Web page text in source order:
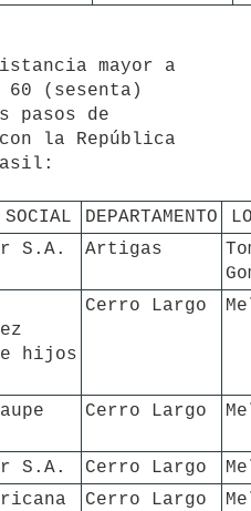
mayor a
(sesenta)
la República
SOCIAL DEPARTAMENTO
S.A. Artigas
e hijos
Cerro Largo
Cerro Largo
S.A. Cerro Largo
Cerro Largo